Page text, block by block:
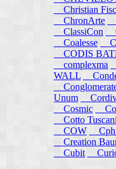
Christian
ChronArte
ClassiCon
Coalesse
CODIS
complexma
WALL
Unum
Cosmic
Cotto
COW
Cph
Creation
Cubit